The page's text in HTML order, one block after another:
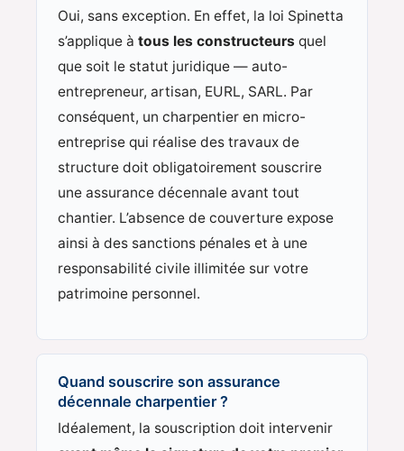
Oui, sans exception. En effet, la loi Spinetta
s’applique àtous les constructeurs quel
que soit le statut juridique — auto-
entrepreneur, artisan, EURL, SARL. Par
conséquent, un charpentier en micro-
entreprise qui réalise des travaux de
structure doit obligatoirement souscrire
une assurance décennale avant tout
chantier. L’absence de couverture expose
ainsi à des sanctions pénales et à une
responsabilité civile illimitée sur votre
patrimoine personnel.
Quand souscrire son assurance
décennale charpentier ?
Idéalement, la souscription doit intervenir